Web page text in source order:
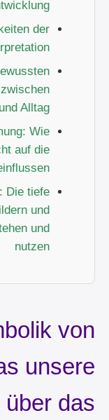
der
Alltag
Wie
auf die
Die tiefe
und
und
nutzen
von
unsere
das